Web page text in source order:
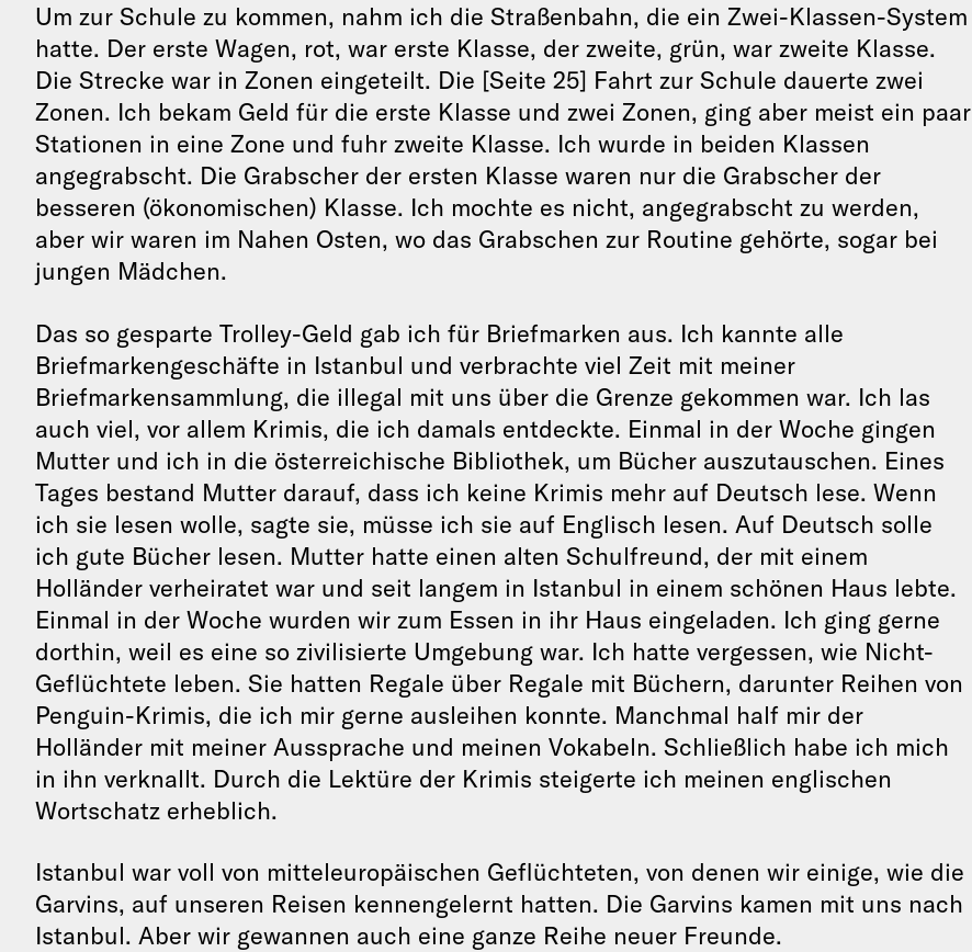
Um zur Schule zu kommen, nahm ich die Straßenbahn, die ein Zwei-Klassen-System
hatte. Der erste Wagen, rot, war erste Klasse, der zweite, grün, war zweite Klasse.
Die Strecke war in Zonen eingeteilt. Die [Seite 25] Fahrt zur Schule dauerte zwei
Zonen. Ich bekam Geld für die erste Klasse und zwei Zonen, ging aber meist ein paar
Stationen in eine Zone und fuhr zweite Klasse. Ich wurde in beiden Klassen
angegrabscht. Die Grabscher der ersten Klasse waren nur die Grabscher der
besseren (ökonomischen) Klasse. Ich mochte es nicht, angegrabscht zu werden,
aber wir waren im Nahen Osten, wo das Grabschen zur Routine gehörte, sogar bei
jungen Mädchen.
Das so gesparte Trolley-Geld gab ich für Briefmarken aus. Ich kannte alle
Briefmarkengeschäfte in Istanbul und verbrachte viel Zeit mit meiner
Briefmarkensammlung, die illegal mit uns über die Grenze gekommen war. Ich las
auch viel, vor allem Krimis, die ich damals entdeckte. Einmal in der Woche gingen
Mutter und ich in die österreichische Bibliothek, um Bücher auszutauschen. Eines
Tages bestand Mutter darauf, dass ich keine Krimis mehr auf Deutsch lese. Wenn
ich sie lesen wolle, sagte sie, müsse ich sie auf Englisch lesen. Auf Deutsch solle
ich gute Bücher lesen. Mutter hatte einen alten Schulfreund, der mit einem
Holländer verheiratet war und seit langem in Istanbul in einem schönen Haus lebte.
Einmal in der Woche wurden wir zum Essen in ihr Haus eingeladen. Ich ging gerne
dorthin, weil es eine so zivilisierte Umgebung war. Ich hatte vergessen, wie Nicht-
Geflüchtete leben. Sie hatten Regale über Regale mit Büchern, darunter Reihen von
Penguin-Krimis, die ich mir gerne ausleihen konnte. Manchmal half mir der
Holländer mit meiner Aussprache und meinen Vokabeln. Schließlich habe ich mich
in ihn verknallt. Durch die Lektüre der Krimis steigerte ich meinen englischen
Wortschatz erheblich.
Istanbul war voll von mitteleuropäischen Geflüchteten, von denen wir einige, wie die
Garvins, auf unseren Reisen kennengelernt hatten. Die Garvins kamen mit uns nach
Istanbul. Aber wir gewannen auch eine ganze Reihe neuer Freunde.